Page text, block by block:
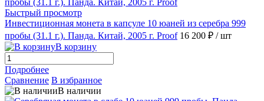
Быстрый просмотр
Инвестиционная монета в капсуле 10 юаней из серебра 999
пробы (31.1 г.). Панда. Китай, 2005 г. Proof 16 200 ₽ / шт
В корзину
Подробнее
Сравнение В избранное
В наличии